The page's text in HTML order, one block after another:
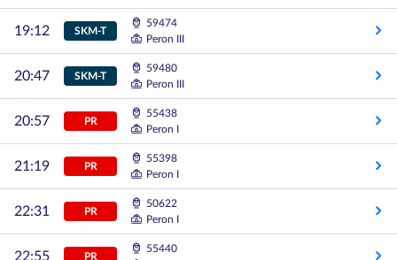
19:12 SKM-T
59474
Peron III
20:47 SKM-T
59480
Peron III
20:57 PR
55438
Peron I
21:19 PR
55398
Peron I
22:31 PR
50622
Peron I
22:55 PR
55440